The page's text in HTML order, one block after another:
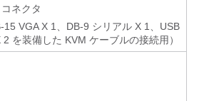
ネクタ
15 VGA X 1、DB-9 シリアル X 1、USB
2 を装備した KVM ケーブルの接続用）